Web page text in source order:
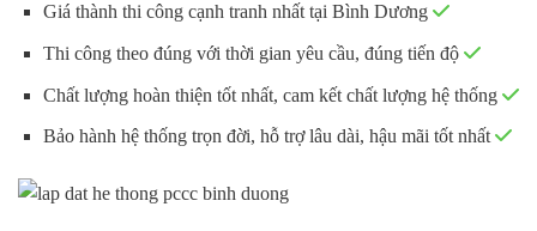
Giá thành thi công cạnh tranh nhất tại Bình Dương
Thi công theo đúng với thời gian yêu cầu, đúng tiến độ
Chất lượng hoàn thiện tốt nhất, cam kết chất lượng hệ thống
Bảo hành hệ thống trọn đời, hỗ trợ lâu dài, hậu mãi tốt nhất